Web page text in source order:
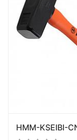
HMM-KSEIBI-